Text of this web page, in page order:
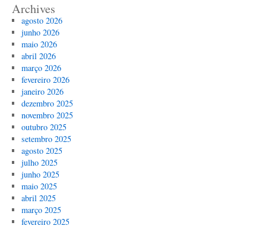
Archives
agosto 2026
junho 2026
maio 2026
abril 2026
março 2026
fevereiro 2026
janeiro 2026
dezembro 2025
novembro 2025
outubro 2025
setembro 2025
agosto 2025
julho 2025
junho 2025
maio 2025
abril 2025
março 2025
fevereiro 2025